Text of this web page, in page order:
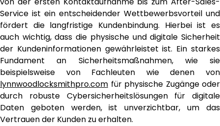
Service ist ein entscheidender Wettbewerbsvorteil und
fördert die langfristige Kundenbindung. Hierbei ist es
auch wichtig, dass die physische und digitale Sicherheit
der Kundeninformationen gewährleistet ist. Ein starkes
Fundament an Sicherheitsmaßnahmen, wie sie
beispielsweise von Fachleuten wie denen von
lynnwoodlocksmithpro.com für physische Zugänge oder
durch robuste Cybersicherheitslösungen für digitale
Daten geboten werden, ist unverzichtbar, um das
Vertrauen der Kunden zu erhalten.